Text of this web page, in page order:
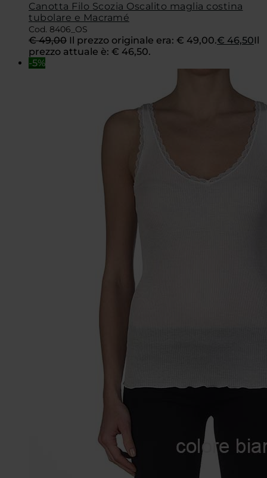
Canotta Filo Scozia Oscalito maglia costina
tubolare e Macramé
Cod. 8406_OS
€49,00 Il prezzo originale era: € 49,00.€ 46,50Il
prezzo attuale è: € 46,50.
-5%